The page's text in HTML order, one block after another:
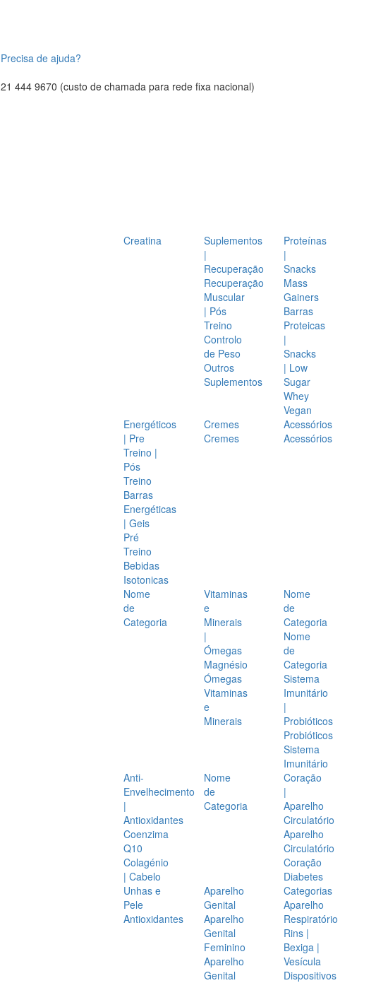
Precisa de ajuda?
21 444 9670 (custo de chamada para rede fixa nacional)
Creatina
Suplementos
|
Recuperação
Recuperação
Muscular
| Pós
Treino
Controlo
de Peso
Outros
Suplementos
Proteínas
|
Snacks
Mass
Gainers
Barras
Proteicas
|
Snacks
| Low
Sugar
Whey
Vegan
Energéticos
| Pre
Treino |
Pós
Treino
Barras
Energéticas
| Geis
Pré
Treino
Bebidas
Isotonicas
Cremes
Cremes
Acessórios
Acessórios
Nome
de
Categoria
Vitaminas
e
Minerais
|
Ómegas
Magnésio
Ómegas
Vitaminas
e
Minerais
Nome
de
Categoria
Nome
de
Categoria
Sistema
Imunitário
|
Probióticos
Probióticos
Sistema
Imunitário
Anti-
Envelhecimento
|
Antioxidantes
Coenzima
Q10
Colagénio
| Cabelo
Unhas e
Pele
Antioxidantes
Nome
de
Categoria
Coração
|
Aparelho
Circulatório
Aparelho
Circulatório
Coração
Diabetes
Aparelho
Genital
Aparelho
Genital
Feminino
Aparelho
Genital
Categorias
Aparelho
Respiratório
Rins |
Bexiga |
Vesícula
Dispositivos